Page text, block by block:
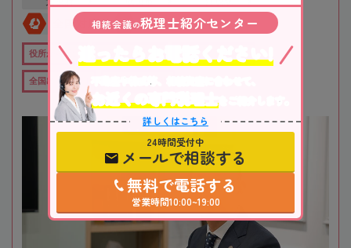
全国対応 初回相談無料
役所から近い
全国出張対応可
相続会議の税理士紹介センター
不動産や株式等、相続資産に合わせて、
お近くの専門税理士 をご紹介します。
詳しくはこちら
24時間受付中
メールで相談する
無料で電話する
営業時間10:00~19:00